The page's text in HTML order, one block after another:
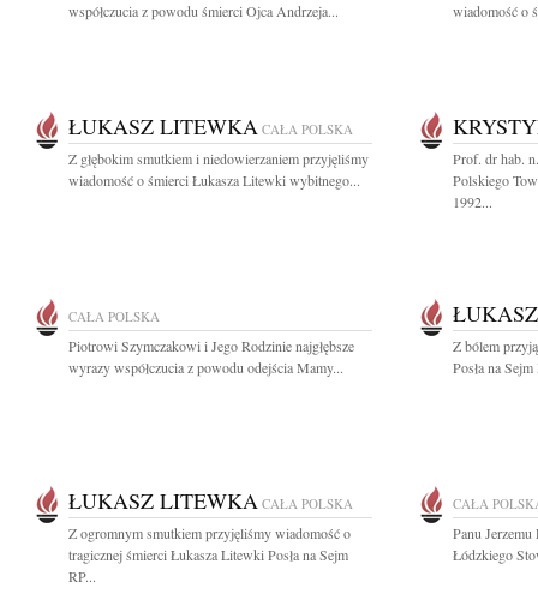
współczucia z powodu śmierci Ojca Andrzeja...
wiadomość o
ŁUKASZ LITEWKA CAŁA POLSKA
Z głębokim smutkiem i niedowierzaniem przyjęliśmy
wiadomość o śmierci Łukasza Litewki wybitnego...
Prof. dr hab.
Polskiego
1992...
CAŁA POLSKA
Piotrowi Szymczakowi i Jego Rodzinie najgłębsze
wyrazy współczucia z powodu odejścia Mamy...
Z bólem
Posła na
ŁUKASZ LITEWKA CAŁA POLSKA
Z ogromnym smutkiem przyjęliśmy wiadomość o
tragicznej śmierci Łukasza Litewki Posła na Sejm
RP...
CAŁA
Panu
Łódzkiego